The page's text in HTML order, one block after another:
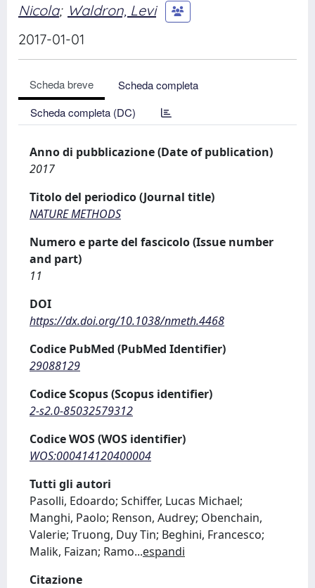
Nicola; Waldron, Levi
2017-01-01
Scheda breve
Scheda completa
Scheda completa (DC)
Anno di pubblicazione (Date of publication)
2017
Titolo del periodico (Journal title)
NATURE METHODS
Numero e parte del fascicolo (Issue number
and part)
11
DOI
https://dx.doi.org/10.1038/nmeth.4468
Codice PubMed (PubMed Identifier)
29088129
Codice Scopus (Scopus identifier)
2-s2.0-85032579312
Codice WOS (WOS identifier)
WOS:000414120400004
Tutti gli autori
Pasolli, Edoardo; Schiffer, Lucas Michael;
Manghi, Paolo; Renson, Audrey; Obenchain,
Valerie; Truong, Duy Tin; Beghini, Francesco;
Malik, Faizan; Ramo...espandi
Citazione